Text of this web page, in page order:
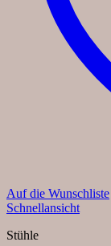
Auf die Wunschliste
Schnellansicht
Stühle